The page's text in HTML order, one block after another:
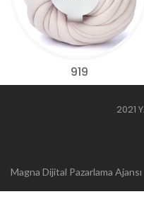
919
2021
Web
Magna Dijital Pazarlama Ajansı